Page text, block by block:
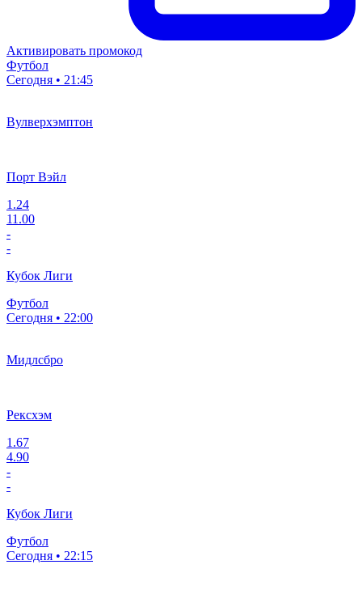
Активировать промокод
Футбол
Сегодня • 21:45
Вулверхэмптон
Порт Вэйл
1.24
11.00
-
-
Кубок Лиги
Футбол
Сегодня • 22:00
Мидлсбро
Рексхэм
1.67
4.90
-
-
Кубок Лиги
Футбол
Сегодня • 22:15